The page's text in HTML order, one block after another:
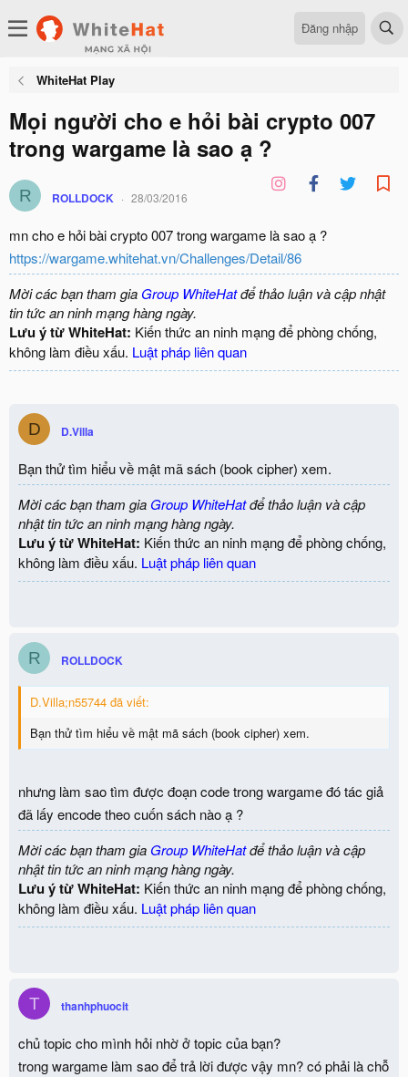
Đăng nhập
WhiteHat Play
Mọi người cho e hỏi bài crypto 007
trong wargame là sao ạ ?
R ROLLDOCK 28/03/2016
mn cho e hỏi bài crypto 007 trong wargame là sao ạ ?
https://wargame.whitehat.vn/Challenges/Detail/86
Mời các bạn tham gia Group WhiteHatđể thảo luận và cập nhật
tin tức an ninh mạng hàng ngày.
Lưu ý từ WhiteHat: Kiến thức an ninh mạng để phòng chống,
không làm điều xấu. Luật pháp liên quan
D D.Villa
Bạn thử tìm hiểu về mật mã sách (book cipher) xem.
Mời các bạn tham gia Group WhiteHatđể thảo luận và cập
nhật tin tức an ninh mạng hàng ngày.
Lưu ý từ WhiteHat: Kiến thức an ninh mạng để phòng chống,
không làm điều xấu. Luật pháp liên quan
R ROLLDOCK
D.Villa;n55744 đã viết:
Bạn thử tìm hiểu về mật mã sách (book cipher) xem.
nhưng làm sao tìm được đoạn code trong wargame đó tác giả
đã lấy encode theo cuốn sách nào ạ ?
Mời các bạn tham gia Group WhiteHatđể thảo luận và cập
nhật tin tức an ninh mạng hàng ngày.
Lưu ý từ WhiteHat: Kiến thức an ninh mạng để phòng chống,
không làm điều xấu. Luật pháp liên quan
T thanhphuocit
chủ topic cho mình hỏi nhờ ở topic của bạn?
trong wargame làm sao để trả lời được vậy mn? có phải là chỗ